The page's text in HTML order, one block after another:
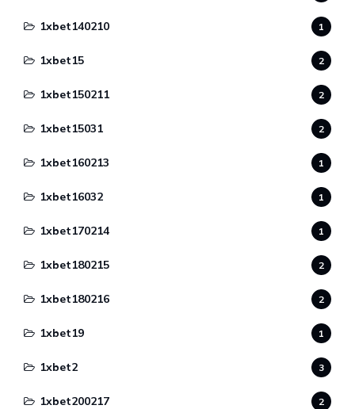
1xbet140210 1
1xbet15 2
1xbet150211 2
1xbet15031 2
1xbet160213 1
1xbet16032 1
1xbet170214 1
1xbet180215 2
1xbet180216 2
1xbet19 1
1xbet2 3
1xbet200217 2